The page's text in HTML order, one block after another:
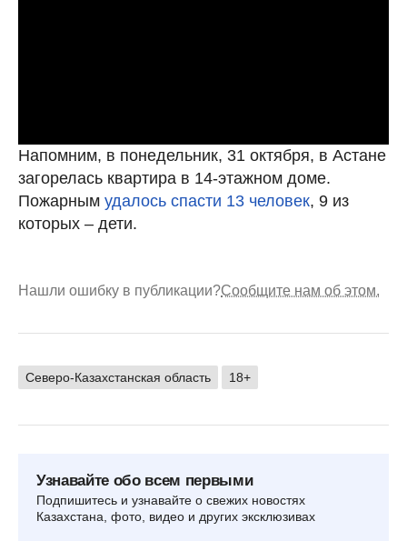
Напомним, в понедельник, 31 октября, в Астане
загорелась квартира в 14-этажном доме.
Пожарным удалось спасти 13 человек, 9 из
которых – дети.
Нашли ошибку в публикации?Сообщите нам об этом.
Северо-Казахстанская область 18+
Узнавайте обо всем первыми
Подпишитесь и узнавайте о свежих новостях
Казахстана, фото, видео и других эксклюзивах